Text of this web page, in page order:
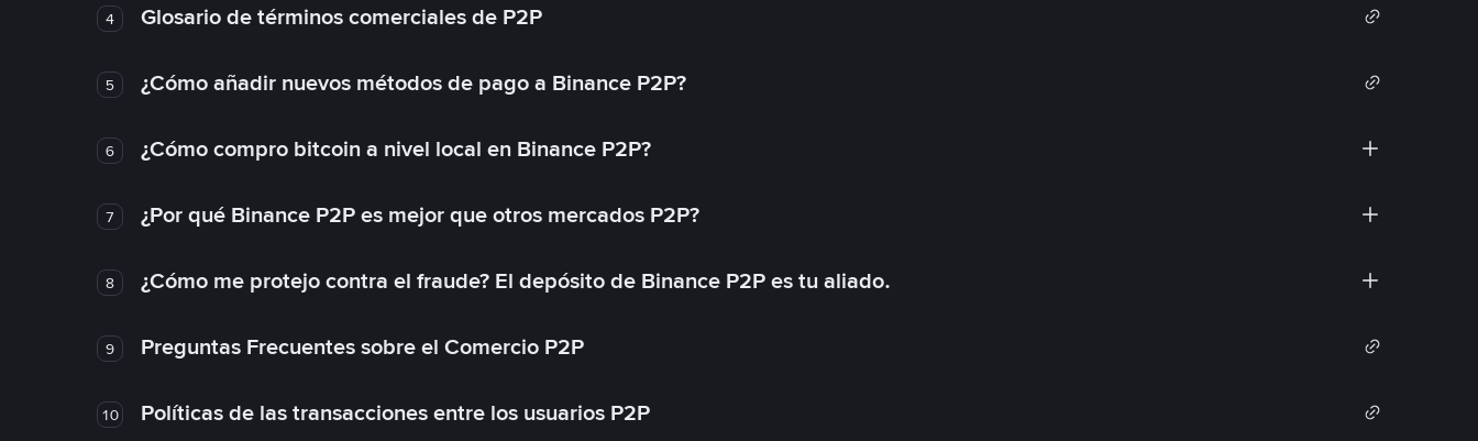
4 Glosario de términos comerciales de P2P
5 ¿Cómo añadir nuevos métodos de pago a Binance P2P?
6 ¿Cómo compro bitcoin a nivel local en Binance P2P?
7 ¿Por qué Binance P2P es mejor que otros mercados P2P?
8 ¿Cómo me protejo contra el fraude? El depósito de Binance P2P es tu aliado.
9 Preguntas Frecuentes sobre el Comercio P2P
10 Políticas de las transacciones entre los usuarios P2P